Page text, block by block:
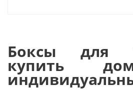
Боксы для
купить